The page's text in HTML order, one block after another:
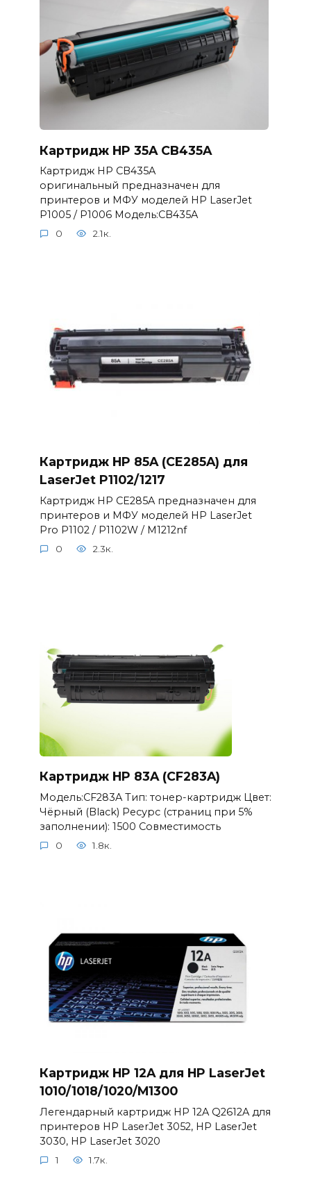
Картридж HP 35A CB435A
Картридж HP CB435A
оригинальный предназначен для
принтеров и МФУ моделей HP LaserJet
P1005 / P1006 Модель:CB435A
0 2.1к.
Картридж HP 85A (CE285A) для
LaserJet P1102/1217
Картридж HP CE285A предназначен для
принтеров и МФУ моделей HP LaserJet
Pro P1102 / P1102W / M1212nf
0 2.3к.
Картридж HP 83A (CF283A)
Модель:CF283A Тип: тонер-картридж Цвет:
Чёрный (Black) Ресурс (страниц при 5%
заполнении): 1500 Совместимость
0 1.8к.
Картридж HP 12A для HP LaserJet
1010/1018/1020/M1300
Легендарный картридж HP 12A Q2612A для
принтеров HP LaserJet 3052, HP LaserJet
3030, HP LaserJet 3020
1 1.7к.